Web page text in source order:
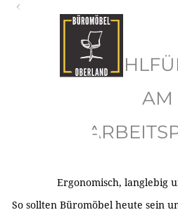
AM
Ergonomisch, langlebig
So sollten Büromöbel heute sein